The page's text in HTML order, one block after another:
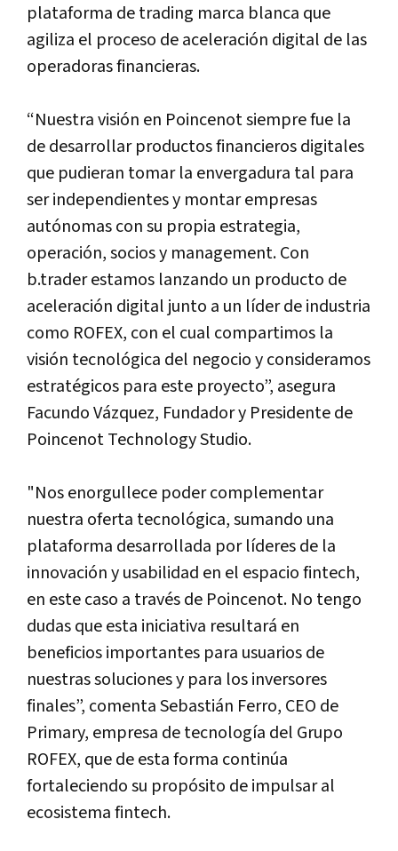
plataforma de trading marca blanca que
agiliza el proceso de aceleración digital de las
operadoras financieras.
“Nuestra visión en Poincenot siempre fue la
de desarrollar productos financieros digitales
que pudieran tomar la envergadura tal para
ser independientes y montar empresas
autónomas con su propia estrategia,
operación, socios y management. Con
b.trader estamos lanzando un producto de
aceleración digital junto a un líder de industria
como ROFEX, con el cual compartimos la
visión tecnológica del negocio y consideramos
estratégicos para este proyecto”, asegura
Facundo Vázquez, Fundador y Presidente de
Poincenot Technology Studio.
"Nos enorgullece poder complementar
nuestra oferta tecnológica, sumando una
plataforma desarrollada por líderes de la
innovación y usabilidad en el espacio fintech,
en este caso a través de Poincenot. No tengo
dudas que esta iniciativa resultará en
beneficios importantes para usuarios de
nuestras soluciones y para los inversores
finales”, comenta Sebastián Ferro, CEO de
Primary, empresa de tecnología del Grupo
ROFEX, que de esta forma continúa
fortaleciendo su propósito de impulsar al
ecosistema fintech.